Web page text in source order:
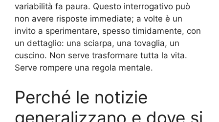
variabilità fa paura. Questo interrogativo può
non avere risposte immediate; a volte è un
invito a sperimentare, spesso timidamente, con
un dettaglio: una sciarpa, una tovaglia, un
cuscino. Non serve trasformare tutta la vita.
Serve rompere una regola mentale.
Perché le notizie
generalizzano e dove si